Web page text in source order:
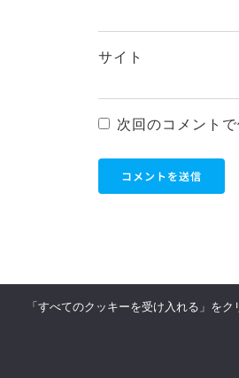
サイト
次回のコメント
「すべてのクッキーを受け入れる」を